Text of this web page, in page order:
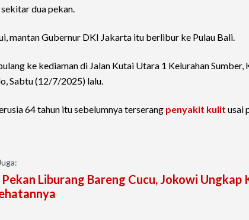
dua pekan.
mantan Gubernur DKI Jakarta itu berlibur ke Pulau Bali.
ke kediaman di Jalan Kutai Utara 1 Kelurahan Sumber,
Sabtu (12/7/2025) lalu.
64 tahun itu sebelumnya terserang penyakit kulit usai
Pekan Liburang Bareng Cucu, Jokowi Ungkap